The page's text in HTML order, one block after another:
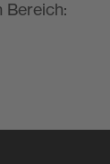
Bereich: